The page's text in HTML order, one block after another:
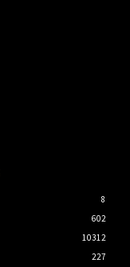
8
602
10312
227